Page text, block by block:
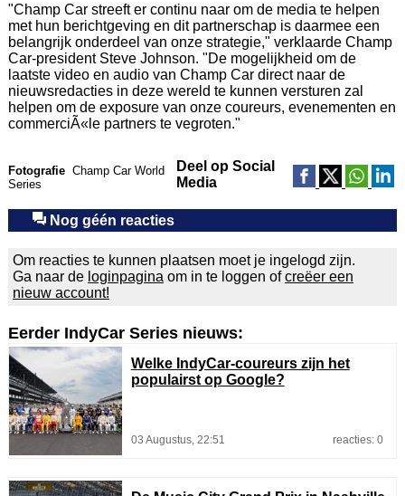
"Champ Car streeft er continu naar om de media te helpen
met hun berichtgeving en dit partnerschap is daarmee een
belangrijk onderdeel van onze strategie," verklaarde Champ
Car-president Steve Johnson. "De mogelijkheid om de
laatste video en audio van Champ Car direct naar de
nieuwsredacties in deze wereld te kunnen versturen zal
helpen om de exposure van onze coureurs, evenementen en
commerciÃ«le partners te vegroten."
Fotografie Champ Car World
Series
Deel op Social
Media
Nog géén reacties
Om reacties te kunnen plaatsen moet je ingelogd zijn.
Ga naar de loginpagina om in te loggen ofcreëer een
nieuw account!
Eerder IndyCar Series nieuws:
Welke IndyCar-coureurs zijn het
populairst op Google?
03 Augustus, 22:51 reacties: 0